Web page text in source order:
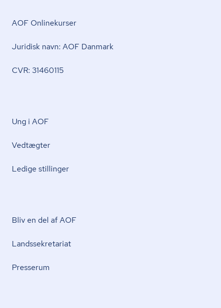
AOF Onlinekurser
Juridisk navn: AOF Danmark
CVR: 31460115
Ung i AOF
Vedtægter
Ledige stillinger
Bliv en del af AOF
Lands­se­kre­ta­ri­at
Presserum